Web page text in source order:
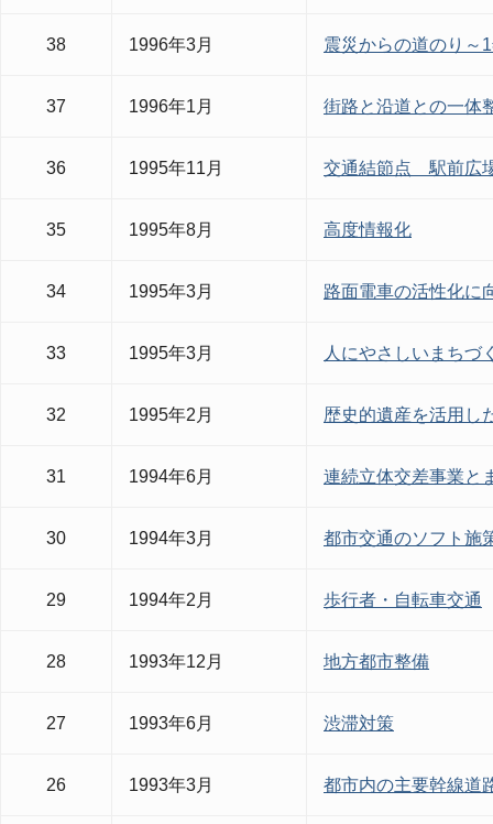
38 1996年3月 震災からの道のり～
37 1996年1月 街路と沿道との一体
36 1995年11月 交通結節点 駅前広
35 1995年8月 高度情報化
34 1995年3月 路面電車の活性化に
33 1995年3月 人にやさしいまちづ
32 1995年2月 歴史的遺産を活用し
31 1994年6月 連続立体交差事業と
30 1994年3月 都市交通のソフト施
29 1994年2月 歩行者・自転車交通
28 1993年12月 地方都市整備
27 1993年6月 渋滞対策
26 1993年3月 都市内の主要幹線道